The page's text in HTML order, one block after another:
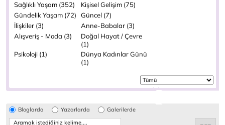
Sağlıklı Yaşam (352)
Kişisel Gelişim (75)
Gündelik Yaşam (72)
Güncel (7)
İlişkiler (3)
Anne-Babalar (3)
Alışveriş - Moda (3)
Doğal Hayat / Çevre
(1)
Psikoloji (1) Dünya Kadınlar Günü
(1)
Bloglarda Yazarlarda Galerilerde